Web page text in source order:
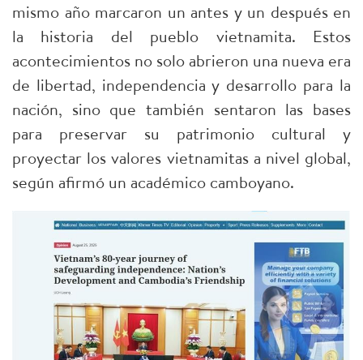
mismo año marcaron un antes y un después en
la historia del pueblo vietnamita. Estos
acontecimientos no solo abrieron una nueva era
de libertad, independencia y desarrollo para la
nación, sino que también sentaron las bases
para preservar su patrimonio cultural y
proyectar los valores vietnamitas a nivel global,
según afirmó un académico camboyano.